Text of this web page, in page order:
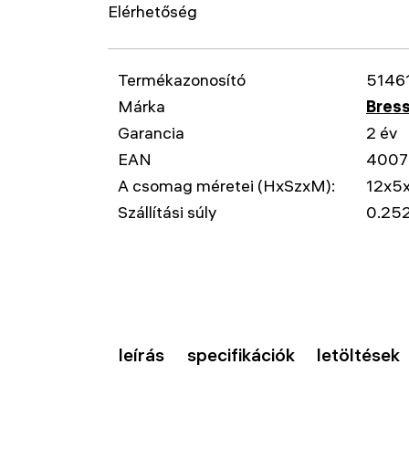
Elérhetőség
Termékazonosító
Márka
Garancia
2 év
EAN
A csomag méretei (HxSzxM):
Szállítási súly
leírás specifikációk letöltések